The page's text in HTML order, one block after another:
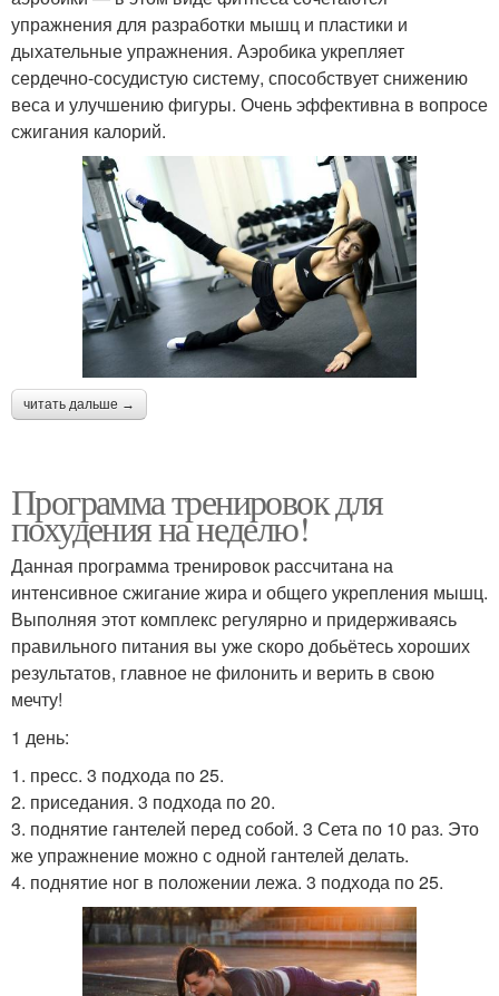
упражнения для разработки мышц и пластики и
дыхательные упражнения. Аэробика укрепляет
сердечно-сосудистую систему, способствует снижению
веса и улучшению фигуры. Очень эффективна в вопросе
сжигания калорий.
читать дальше →
Программа тренировок для
похудения на неделю!
Данная программа тренировок рассчитана на
интенсивное сжигание жира и общего укрепления мышц.
Выполняя этот комплекс регулярно и придерживаясь
правильного питания вы уже скоро добьётесь хороших
результатов, главное не филонить и верить в свою
мечту!
1 день:
1. пресс. 3 подхода по 25.
2. приседания. 3 подхода по 20.
3. поднятие гантелей перед собой. 3 Сета по 10 раз. Это
же упражнение можно с одной гантелей делать.
4. поднятие ног в положении лежа. 3 подхода по 25.